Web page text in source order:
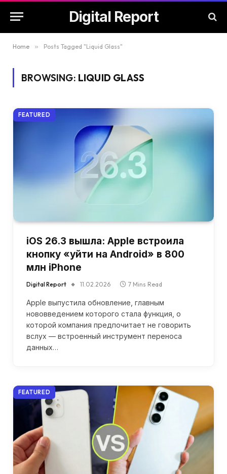
Digital Report
Home » Posts Tagged "Liquid Glass"
BROWSING: LIQUID GLASS
FEATURED
iOS 26.3 вышла: Apple встроила
кнопку «уйти на Android» в 800
млн iPhone
Digital Report 11.02.2026 7 Mins Read
Apple выпустила обновление, главным
нововведением которого стала функция, о
которой компания предпочитает не говорить
вслух — встроенный инструмент переноса
данных…
FEATURED